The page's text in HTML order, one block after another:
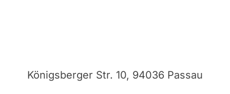
Königsberger Str. 10, 94036 Passau